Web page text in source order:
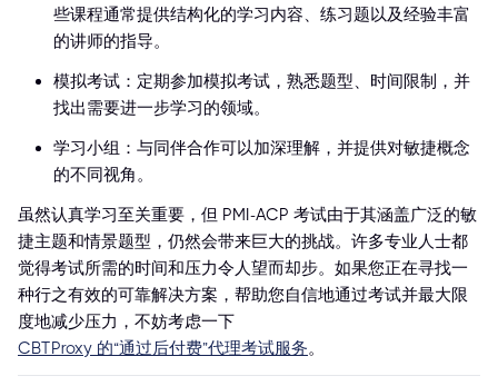
些课程通常提供结构化的学习内容、练习题以及经验丰富
的讲师的指导。
模拟考试：定期参加模拟考试，熟悉题型、时间限制，并
找出需要进一步学习的领域。
学习小组：与同伴合作可以加深理解，并提供对敏捷概念
的不同视角。
虽然认真学习至关重要，但 PMI-ACP 考试由于其涵盖广泛的敏
捷主题和情景题型，仍然会带来巨大的挑战。许多专业人士都
觉得考试所需的时间和压力令人望而却步。如果您正在寻找一
种行之有效的可靠解决方案，帮助您自信地通过考试并最大限
度地减少压力，不妨考虑一下
CBTProxy 的“通过后付费”代理考试服务。